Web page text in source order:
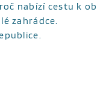
nabízí cestu k
zahrádce.